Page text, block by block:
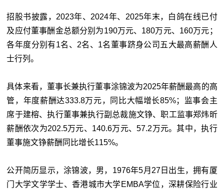
招股书披露，2023年、2024年、2025年末，白鸽在线已付
及应付董事酬金总额分别为190万元、180万元、160万元；
各年度分别有1名、2名、1名董事跻身公司五大最高薪酬人
士行列。
具体来看，董事长兼执行董事涂锦波为2025年薪酬最高的高
管，年度薪酬达333.8万元，同比大幅增长85%；监事会主
席于建榕、执行董事兼执行副总裁施文铮、职工监事郑炜昕
薪酬依次为202.5万元、140.6万元、57.2万元。其中，执行
董事施文铮薪酬同比增长115%。
公开简历显示，涂锦波，男，1976年5月27日出生，拥有厦
门大学文学学士、香港城市大学EMBA学位，深耕保险行业